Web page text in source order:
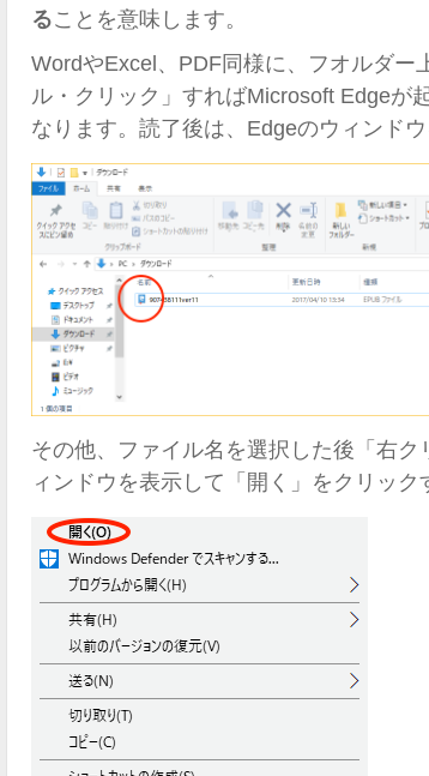
ることを意味します。
WordやExcel、PDF同様に、フオルダー
ル・クリック」すればMicrosoft Edgeが
なります。読了後は、Edgeのウィンド
その他、ファイル名を選択した後「右
ィンドウを表示して「開く」をクリック